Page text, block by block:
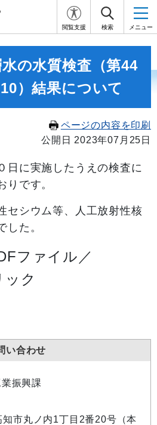
閲覧支援 検索 メニュー
の水質検査（第44
）結果について
ページの内容を印刷
公開日 2023年07月25日
日に実施したうえの検査に
りです。
セシウム等、人工放射性核
した。
ファイル／
ック
い合わせ
振興課
市丸ノ内1丁目2番20号（本